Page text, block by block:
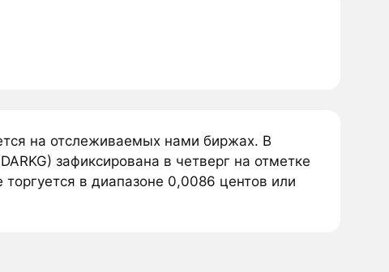
на отслеживаемых нами биржах. В
зафиксирована в четверг на отметке
в диапазоне 0,0086 центов или